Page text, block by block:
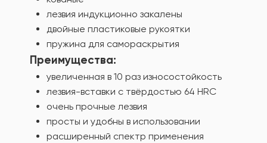
лезвия индукционно закалены
двойные пластиковые рукоятки
пружина для самораскрытия
Преимущества:
увеличенная в 10 раз износостойкость
лезвия-вставки с твёрдостью 64 HRC
очень прочные лезвия
просты и удобны в использовании
расширенный спектр применения